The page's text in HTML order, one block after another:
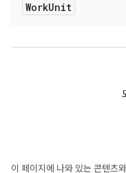
WorkUnit
이 페이지에 나와 있는 콘텐츠